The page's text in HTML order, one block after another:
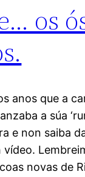
os
anos que a
a súa
e non saiba
vídeo.
novas de